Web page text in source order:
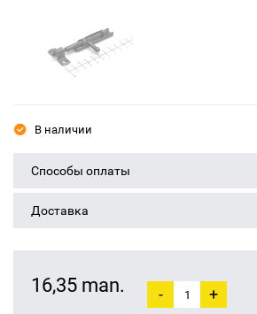
В наличии
Способы оплаты
Доставка
16,35 man. - +